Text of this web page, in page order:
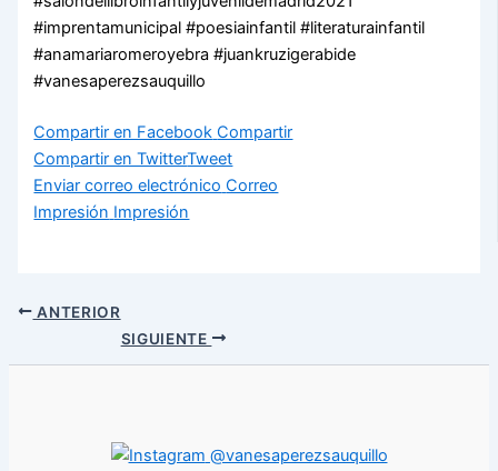
#imprentamunicipal #poesiainfantil #literaturainfantil
#anamariaromeroyebra #juankruzigerabide
#vanesaperezsauquillo
Compartir en Facebook Compartir
Compartir en TwitterTweet
Enviar correo electrónico Correo
Impresión Impresión
ANTERIOR
SIGUIENTE
@vanesaperezsauquillo